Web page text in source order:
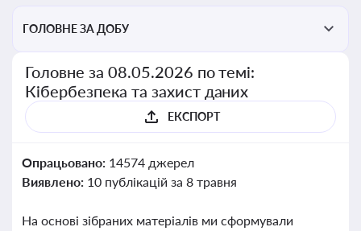
ГОЛОВНЕ ЗА ДОБУ
Головне за 08.05.2026 по темі:
Кібербезпека та захист даних
ЕКСПОРТ
Опрацьовано: 14574 джерел
Виявлено: 10 публікацій за 8 травня
На основі зібраних матеріалів ми сформували